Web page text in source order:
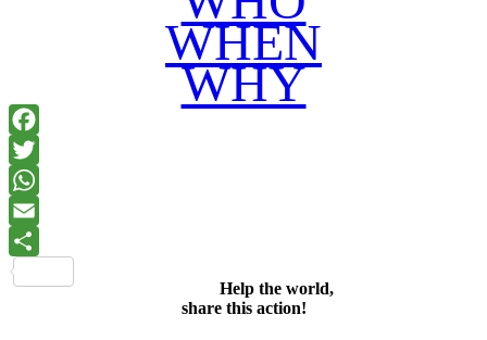
WHEN
WHY
Help the world,
share this action!